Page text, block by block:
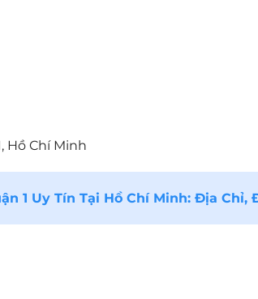
Hồ Chí Minh
1 Uy Tín Tại Hồ Chí Minh: Địa Chỉ,